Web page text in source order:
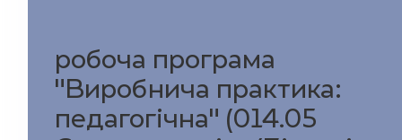
робоча програма
"Виробнича практика:
педагогічна" (014.05